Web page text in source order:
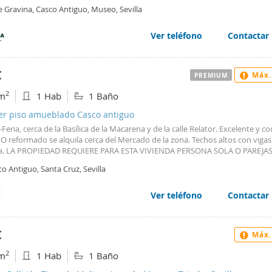
Gravina, Casco Antiguo, Museo, Sevilla
Ver teléfono Contactar
2 1 Hab 1 Baño
piso amueblado Casco antiguo
cerca de la Basílica de la Macarena y de la calle Relator. Excelente y
reformado se alquila cerca del Mercado de la zona. Techos altos con
LA PROPIEDAD REQUIERE PARA ESTA VIVIENDA PERSONA SOLA O
PUEDEN SER 6 MESES, PARA ENTRAR EN FINALES DE OCTUBRE O 1 DE
con electrodomésticos ( lavadora, frigorífico, microondas, vitro, …). 1
Luminoso. Bonito y acogedor. Estupenda zona e ubicación, cerca de La
la Encarnación y Alameda de Hércules. , con todo tipo de servicios
bus. Mejor verlo! REFERENCIA A7973. Renta 850 euros/mes, comunidad
llamar a ALQUICASA: Alquiler de viviendas en Sevilla 954 22 16 00 - 954
95.
Antiguo, Santa Cruz, Sevilla
Ver teléfono Contactar
PREMIUM
2 1 Hab 1 Baño